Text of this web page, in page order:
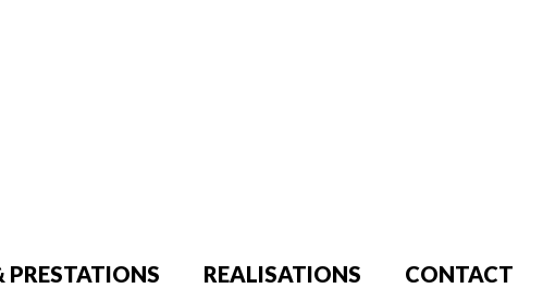
PRESTATIONS REALISATIONS CONTACT